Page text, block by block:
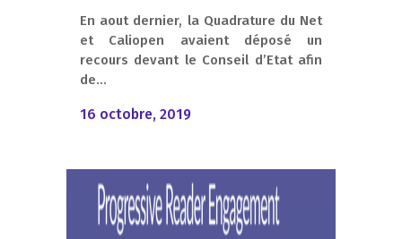
En aout dernier, la Quadrature du Net
et Caliopen avaient déposé un
recours devant le Conseil d’Etat afin
de...
16 octobre, 2019